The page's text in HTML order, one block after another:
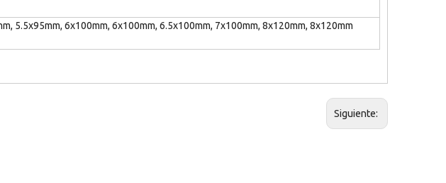
5.5x95mm, 6x100mm, 6x100mm, 6.5x100mm, 7x100mm, 8x120mm, 8x120mm
Siguiente: